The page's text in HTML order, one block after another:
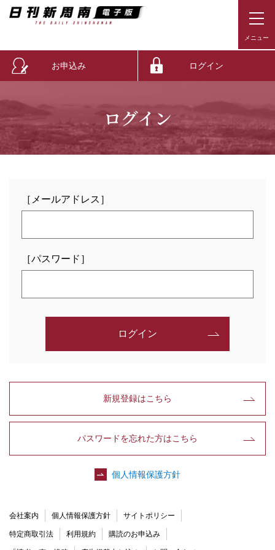
お申込み ログイン
ログイン
［メールアドレス］
［パスワード］
ログイン
新規登録はこちら
パスワードを忘れた方はこちら
個人情報保護方針
会社案内 個人情報保護方針 サイトポリシー
特定商取引法 利用規約 購読のお申込み